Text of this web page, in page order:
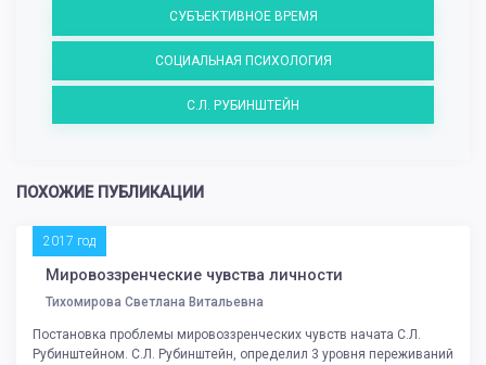
СУБЪЕКТИВНОЕ ВРЕМЯ
СОЦИАЛЬНАЯ ПСИХОЛОГИЯ
С.Л. РУБИНШТЕЙН
ПОХОЖИЕ ПУБЛИКАЦИИ
2017 год
Мировоззренческие чувства личности
Тихомирова Светлана Витальевна
Постановка проблемы мировоззренческих чувств начата С.Л.
Рубинштейном. С.Л. Рубинштейн, определил 3 уровня переживаний